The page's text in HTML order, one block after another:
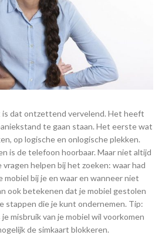
is dat ontzettend vervelend. Het heeft
te gaan staan. Het eerste wat
op logische en onlogische plekken.
is de telefoon hoorbaar. Maar niet altijd
vragen helpen bij het zoeken: waar had
mobiel bij je en waar en wanneer niet
ook betekenen dat je mobiel gestolen
stappen die je kunt ondernemen. Tip:
misbruik van je mobiel wil voorkomen
de simkaart blokkeren.